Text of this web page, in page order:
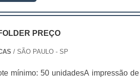
PREÇO
/ SÃO PAULO - SP
mínimo: 50 unidadesA impressão de